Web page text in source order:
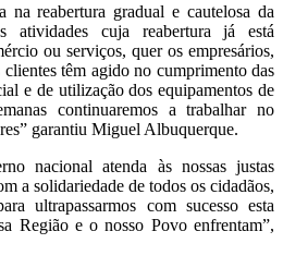
na reabertura gradual e cautelosa da
atividades cuja reabertura já está
ou serviços, quer os empresários,
têm agido no cumprimento das
e de utilização dos equipamentos de
continuaremos a trabalhar no
garantiu Miguel Albuquerque.
nacional atenda às nossas justas
a solidariedade de todos os cidadãos,
ultrapassarmos com sucesso esta
Região e o nosso Povo enfrentam”,